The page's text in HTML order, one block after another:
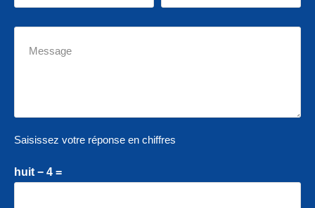
Saisissez votre réponse en chiffres
huit − 4 =